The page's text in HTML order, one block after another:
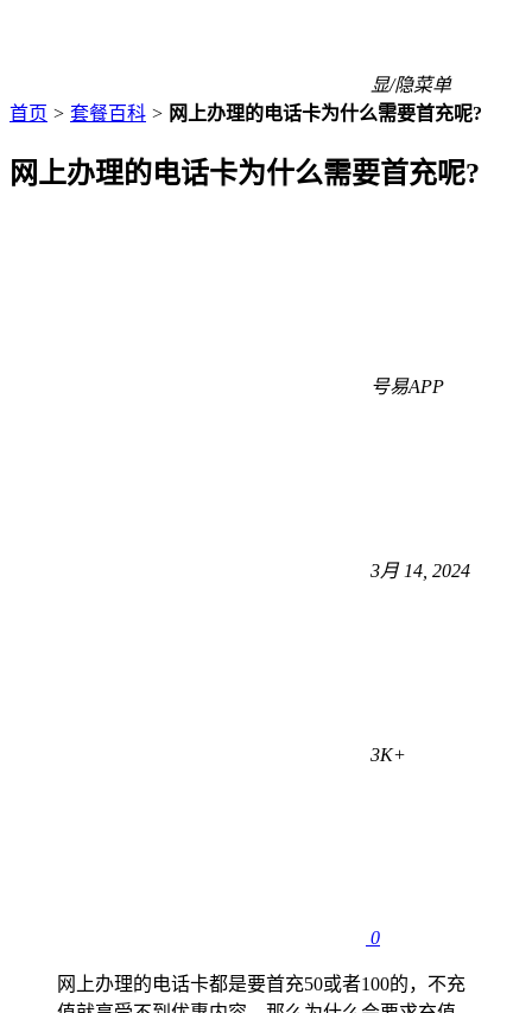
显/隐菜单
首页 > 套餐百科 > 网上办理的电话卡为什么需要首充呢?
网上办理的电话卡为什么需要首充呢?
号易APP
3月 14, 2024
3K+
0
网上办理的电话卡都是要首充50或者100的，不充